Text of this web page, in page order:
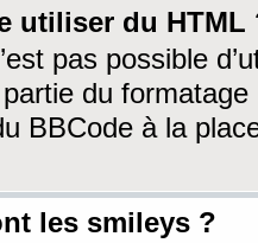
utiliser du HTML
pas possible
du
BBCode à la
les smileys ?